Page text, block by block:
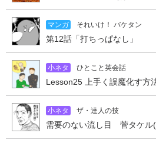
マンガ それいけ！ バケタン
第12話「打ちっぱなし」
小ネタ ひとこと英会話
Lesson25 上手く誤魔化す方
小ネタ ザ・達人の技
需要のない流し目 菅タケル